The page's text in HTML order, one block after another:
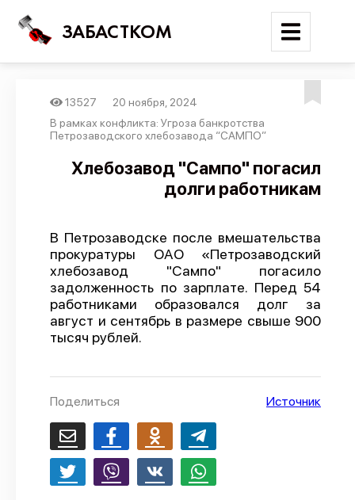
ЗАБАСТКОМ
Войти
Поиск
Новости
Трудовые конфликты
Отчеты
Предложить публикацию
Справочник
О проекте
Политика конфиденциальности
13527
20 ноября, 2024
В рамках конфликта: Угроза банкротства
Петрозаводского хлебозавода “САМПО”
Хлебозавод "Сампо" погасил
долги работникам
В Петрозаводске после вмешательства
прокуратуры ОАО «Петрозаводский
хлебозавод "Сампо" погасило
задолженность по зарплате. Перед 54
работниками образовался долг за
август и сентябрь в размере свыше 900
тысяч рублей.
Поделиться Источник